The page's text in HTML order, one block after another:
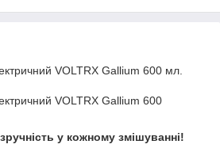
VOLTRX Gallium 600 мл.
VOLTRX Gallium 600
у кожному змішуванні!